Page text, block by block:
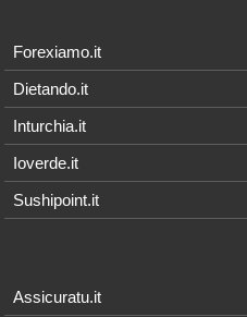
Forexiamo.it
Dietando.it
Inturchia.it
Ioverde.it
Sushipoint.it
Assicuratu.it